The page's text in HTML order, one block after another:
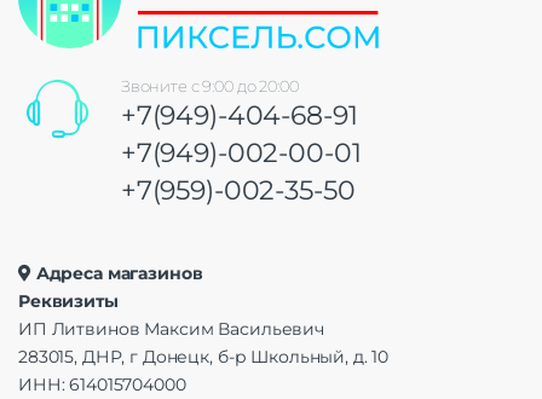
Звоните с 9:00 до 20:00
+7(949)-404-68-91
+7(949)-002-00-01
+7(959)-002-35-50
Адреса магазинов
Реквизиты
ИП Литвинов Максим Васильевич
283015, ДНР, г Донецк, б-р Школьный, д. 10
ИНН: 614015704000